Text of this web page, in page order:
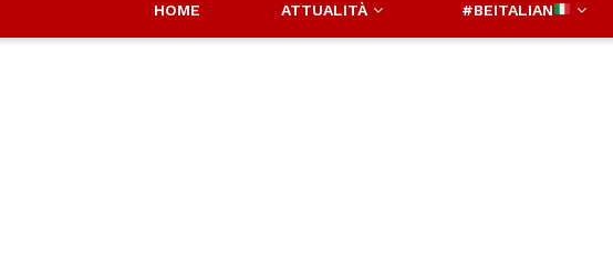
HOME ATTUALITÀ #BEITALIAN